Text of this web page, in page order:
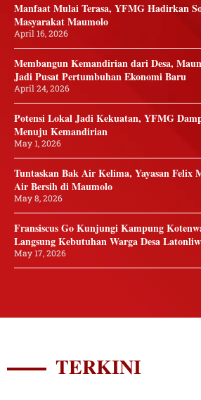
Manfaat Mulai Terasa, YFMG Hadirkan
Masyarakat Maumolo
April 16, 2026
Membangun Kemandirian dari Desa,
Jadi Pusat Pertumbuhan Ekonomi Baru
April 24, 2026
Potensi Lokal Jadi Kekuatan, YFMG
Menuju Kemandirian
May 1, 2026
Tuntaskan Bak Air Kelima, Yayasan Felix
Air Bersih di Maumolo
May 8, 2026
Fransiscus Go Kunjungi Kampung
Langsung Kebutuhan Warga Desa
May 17, 2026
TERKINI